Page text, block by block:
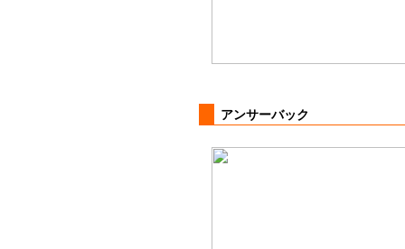
アンサーバック